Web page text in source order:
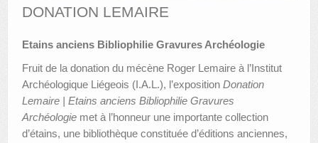
LES APPELS À PROJETS
LE PORTAIL DES COLLECTIONS
DONATION LEMAIRE
Etains anciens Bibliophilie Gravures Archéologie
Fruit de la donation du mécène Roger Lemaire à l’Institut
Archéologique Liégeois (I.A.L.), l’exposition Donation
Lemaire | Etains anciens Bibliophilie Gravures
Archéologie met à l’honneur une importante collection
d’étains, une bibliothèque constituée d’éditions anciennes,